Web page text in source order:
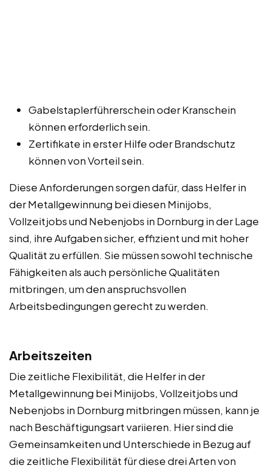
Gabelstaplerführerschein oder Kranschein
können erforderlich sein.
Zertifikate in erster Hilfe oder Brandschutz
können von Vorteil sein.
Diese Anforderungen sorgen dafür, dass Helfer in
der Metallgewinnung bei diesen Minijobs,
Vollzeitjobs und Nebenjobs in Dornburg in der Lage
sind, ihre Aufgaben sicher, effizient und mit hoher
Qualität zu erfüllen. Sie müssen sowohl technische
Fähigkeiten als auch persönliche Qualitäten
mitbringen, um den anspruchsvollen
Arbeitsbedingungen gerecht zu werden.
Arbeitszeiten
Die zeitliche Flexibilität, die Helfer in der
Metallgewinnung bei Minijobs, Vollzeitjobs und
Nebenjobs in Dornburg mitbringen müssen, kann je
nach Beschäftigungsart variieren. Hier sind die
Gemeinsamkeiten und Unterschiede in Bezug auf
die zeitliche Flexibilität für diese drei Arten von